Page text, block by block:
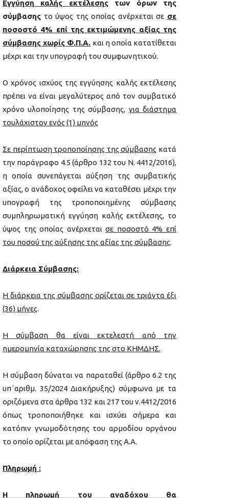
Εγγύηση καλής εκτέλεσηςτων όρων της
σύμβασης το ύψος της οποίας ανέρχεται σε σε
ποσοστό 4% επί της εκτιμώμενης αξίας της
σύμβασης χωρίς Φ.Π.Α. και η οποία κατατίθεται
μέχρι και την υπογραφή του συμφωνητικού.
Ο χρόνος ισχύος της εγγύησης καλής εκτέλεσης
πρέπει να είναι μεγαλύτερος από τον συμβατικό
χρόνο υλοποίησης της σύμβασης, για διάστημα
τουλάχιστον ενός (1) μηνός
Σε περίπτωση τροποποίησης της σύμβασης κατά
την παράγραφο 4.5 (άρθρο 132 του Ν. 4412/2016),
η οποία συνεπάγεται αύξηση της συμβατικής
αξίας, ο ανάδοχος οφείλει να καταθέσει μέχρι την
υπογραφή της τροποποιημένης σύμβασης
συμπληρωματική εγγύηση καλής εκτέλεσης, το
ύψος της οποίας ανέρχεταισε ποσοστό 4% επί
του ποσού της αύξησης της αξίας της σύμβασης.
Διάρκεια Σύμβασης:
Η διάρκεια της σύμβασης ορίζεται σε τριάντα έξι
(36) μήνες.
Η σύμβαση θα είναι εκτελεστή από την
ημερομηνία καταχώρησης της στο ΚΗΜΔΗΣ.
Η σύμβαση δύναται να παραταθεί (άρθρο 6.2 της
υπ΄αριθμ. 35/2024 Διακήρυξης) σύμφωνα με τα
οριζόμενα στα άρθρα 132 και 217 του ν.4412/2016
όπως τροποποιήθηκε και ισχύει σήμερα και
κατόπιν γνωμοδότησης του αρμοδίου οργάνου
το οποίο ορίζεται με απόφαση της Α.Α.
Πληρωμή :
Η πληρωμή του αναδόχου θα